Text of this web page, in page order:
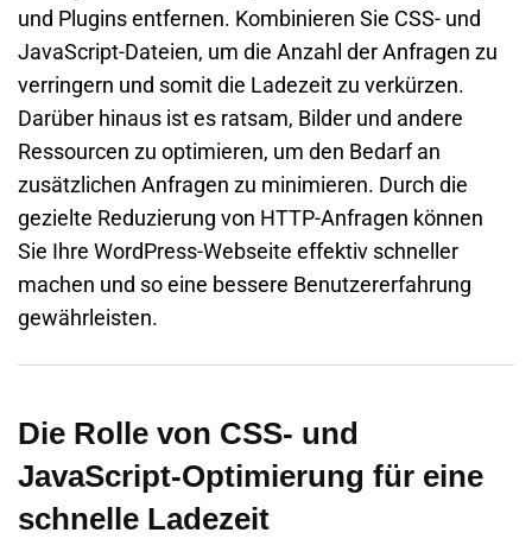
und Plugins entfernen. Kombinieren Sie CSS- und
JavaScript-Dateien, um die Anzahl der Anfragen zu
verringern und somit die Ladezeit zu verkürzen.
Darüber hinaus ist es ratsam, Bilder und andere
Ressourcen zu optimieren, um den Bedarf an
zusätzlichen Anfragen zu minimieren. Durch die
gezielte Reduzierung von HTTP-Anfragen können
Sie Ihre WordPress-Webseite effektiv schneller
machen und so eine bessere Benutzererfahrung
gewährleisten.
Die Rolle von CSS- und
JavaScript-Optimierung für eine
schnelle Ladezeit